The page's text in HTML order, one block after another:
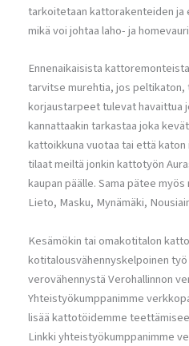
tarkoitetaan kattorakenteiden ja
mikä voi johtaa laho- ja
Ennenaikaisista
tarvitse murehtia, jos peltikaton,
korjaustarpeet tulevat havaittua
kannattaakin tarkastaa joka
kattoikkuna vuotaa tai että
tilaat meiltä jonkin kattotyön
kaupan päälle. Sama pätee
Lieto, Masku, Mynämäki,
Kesämökin tai omakotitalon
kotitalousvähennyskelpoinen
verovähennystä Verohallinnon
Yhteistyökumppanimme
lisää kattotöidemme
Linkki yhteistyökumppanimme